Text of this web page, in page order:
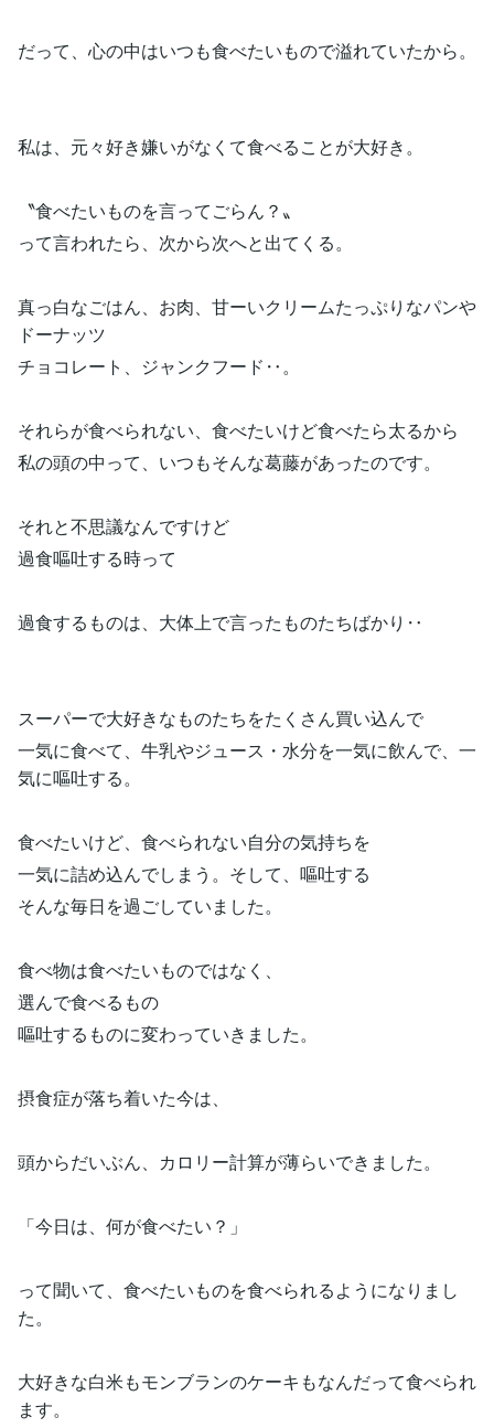
だって、心の中はいつも食べたいもので溢れていたから。
私は、元々好き嫌いがなくて食べることが大好き。
〝食べたいものを言ってごらん？〟
って言われたら、次から次へと出てくる。
真っ白なごはん、お肉、甘ーいクリームたっぷりなパンや
ドーナッツ
チョコレート、ジャンクフード‥。
それらが食べられない、食べたいけど食べたら太るから
私の頭の中って、いつもそんな葛藤があったのです。
それと不思議なんですけど
過食嘔吐する時って
過食するものは、大体上で言ったものたちばかり‥
スーパーで大好きなものたちをたくさん買い込んで
一気に食べて、牛乳やジュース・水分を一気に飲んで、一
気に嘔吐する。
食べたいけど、食べられない自分の気持ちを
一気に詰め込んでしまう。そして、嘔吐する
そんな毎日を過ごしていました。
食べ物は食べたいものではなく、
選んで食べるもの
嘔吐するものに変わっていきました。
摂食症が落ち着いた今は、
頭からだいぶん、カロリー計算が薄らいできました。
「今日は、何が食べたい？」
って聞いて、食べたいものを食べられるようになりまし
た。
大好きな白米もモンブランのケーキもなんだって食べられ
ます。